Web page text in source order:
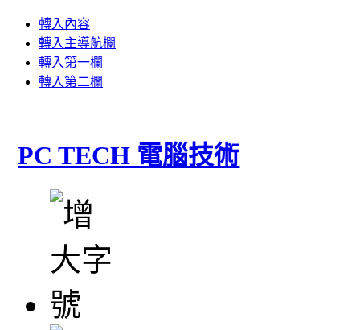
轉入內容
轉入主導航欄
轉入第一欄
轉入第二欄
PC TECH 電腦技術